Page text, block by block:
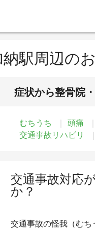
納駅周辺の
症状から整骨院
むちうち 頭痛
交通事故リハビリ
交通事故対応
か？
交通事故の怪我（む